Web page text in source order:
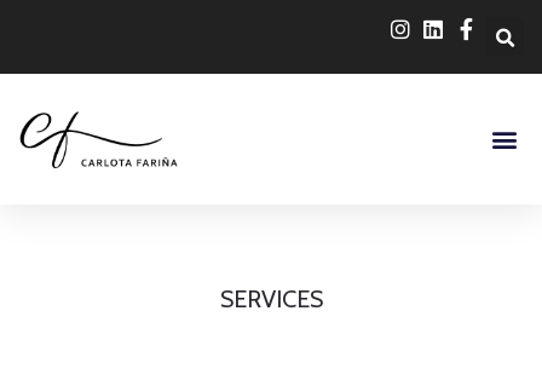
SERVICES